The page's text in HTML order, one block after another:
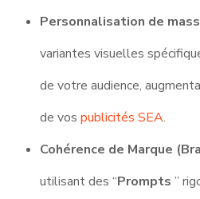
Personnalisation de
variantes visuelles
de votre audience,
de vos publicités SEA.
Cohérence de Marque
utilisant des “Prompts ”